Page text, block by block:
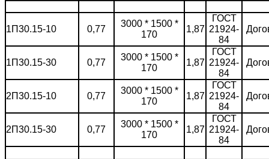
1П30.15-10 0,77
3000 * 1500 *
170
1,87
ГОСТ
21924-
84
1П30.15-30 0,77
3000 * 1500 *
170
1,87
ГОСТ
21924-
84
2П30.15-10 0,77
3000 * 1500 *
170
1,87
ГОСТ
21924-
84
2П30.15-30 0,77
3000 * 1500 *
170
1,87
ГОСТ
21924-
84